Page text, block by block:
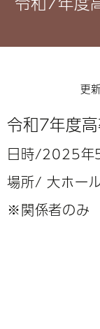
更
令和7年度
日時/2025年
場所/ 大ホー
※関係者のみ